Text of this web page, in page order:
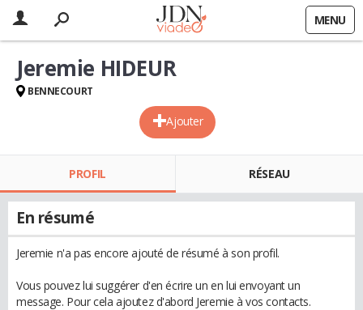
MENU
Ajouter
Jeremie HIDEUR
BENNECOURT
PROFIL RÉSEAU
En résumé
Jeremie n'a pas encore ajouté de résumé à son profil.
Vous pouvez lui suggérer d'en écrire un en lui envoyant un
message. Pour cela ajoutez d'abord Jeremie à vos contacts.